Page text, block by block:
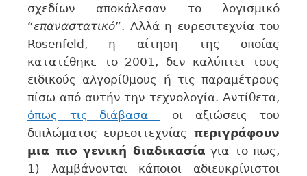
σχεδίων αποκάλεσαν το λογισμικό
“επαναστατικό”. Αλλά η ευρεσιτεχνία του
Rosenfeld, η αίτηση της οποίας
κατατέθηκε το 2001, δεν καλύπτει τους
ειδικούς αλγορίθμους ή τις παραμέτρους
πίσω από αυτήν την τεχνολογία. Αντίθετα,
όπως τις διάβασα
οι αξιώσεις του
διπλώματος ευρεσιτεχνίας περιγράφουν
μια πιο γενική διαδικασία για το πως,
1) λαμβάνονται κάποιοι αδιευκρίνιστοι